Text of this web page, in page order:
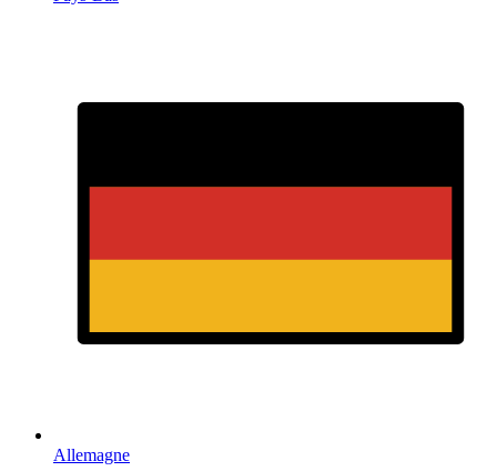
Allemagne